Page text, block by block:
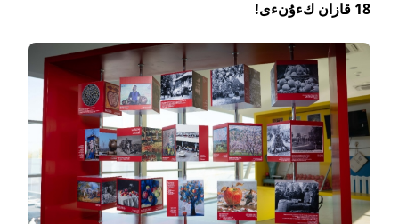
18 قازان كءۇنءى!